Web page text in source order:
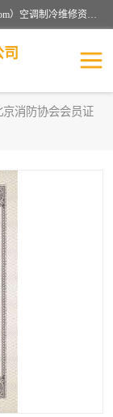
北京茗瀚企业管理咨询有限公司（18513065501.b2b168.com）空调制冷维修资质,油烟管道清洗资质,清洗行业资质公司秉承“顾客至上，锐意进缺的经营理念，我们提供高质量的产品，坚持“客户”的原则为广大客户提供贴心服务。如果你对公司的产品感兴趣，可以联系高经理，我们会用好的产品和服务让您满意。
京消防协会会员证
修安装资质